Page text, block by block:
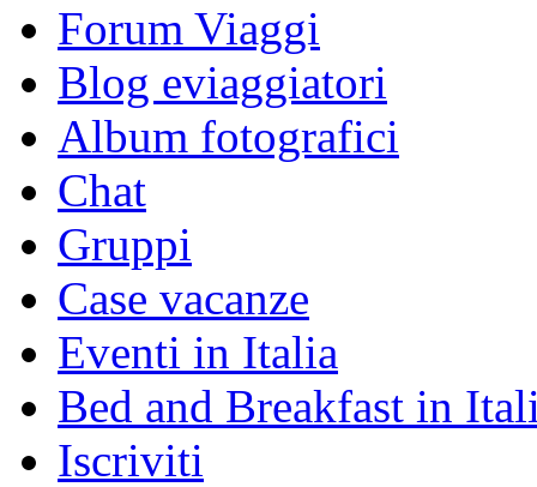
Forum Viaggi
Blog eviaggiatori
Album fotografici
Chat
Gruppi
Case vacanze
Eventi in Italia
Bed and Breakfast in
Iscriviti